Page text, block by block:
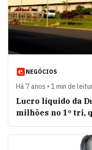
NEGÓCIOS
Há 7 anos • 1 min de
Lucro líquido da
milhões no 1º tri,